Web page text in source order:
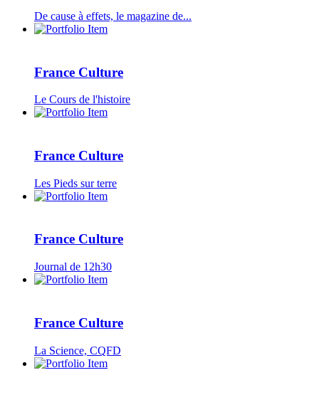
De cause à effets, le magazine de...
France Culture
Le Cours de l'histoire
France Culture
Les Pieds sur terre
France Culture
Journal de 12h30
France Culture
La Science, CQFD